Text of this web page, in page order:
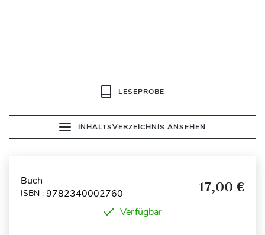
LESEPROBE
INHALTSVERZEICHNIS ANSEHEN
Buch
ISBN : 9782340002760 17,00 €
Verfügbar